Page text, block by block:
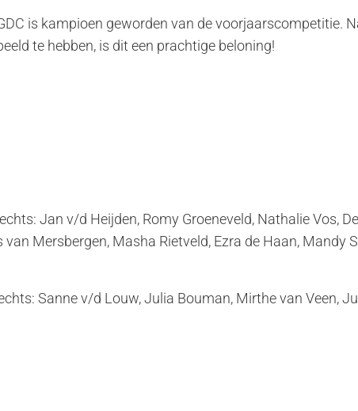
is kampioen geworden van de voorjaarscompetitie.
te hebben, is dit een prachtige beloning!
Jan v/d Heijden, Romy Groeneveld, Nathalie Vos,
van Mersbergen, Masha Rietveld, Ezra de Haan, Mandy
Sanne v/d Louw, Julia Bouman, Mirthe van Veen,